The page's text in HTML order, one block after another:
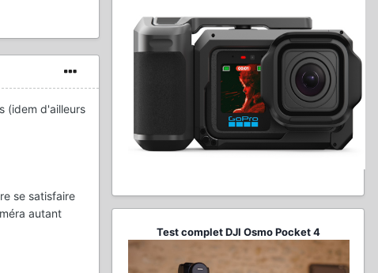
(idem d'ailleurs
se satisfaire
autant
Test complet DJI Osmo Pocket 4